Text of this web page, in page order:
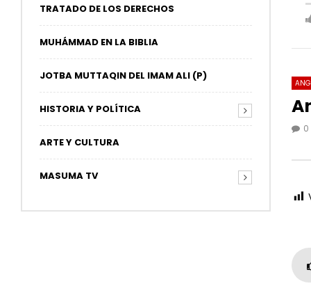
0
0
TRATADO DE LOS DERECHOS
MUHÁMMAD EN LA BIBLIA
JOTBA MUTTAQIN DEL IMAM ALI (P)
HISTORIA Y POLÍTICA
ARTE Y CULTURA
MASUMA TV